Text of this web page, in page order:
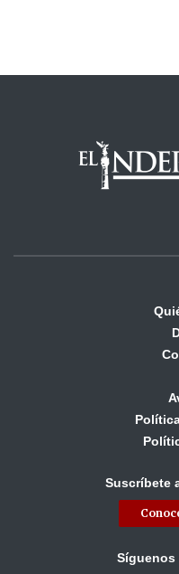
Suscríbete
Síguenos